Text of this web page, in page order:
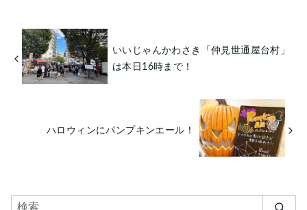
いいじゃんかわさき「仲見世通屋台村」
は本日16時まで！
ハロウィンにパンプキンエール！